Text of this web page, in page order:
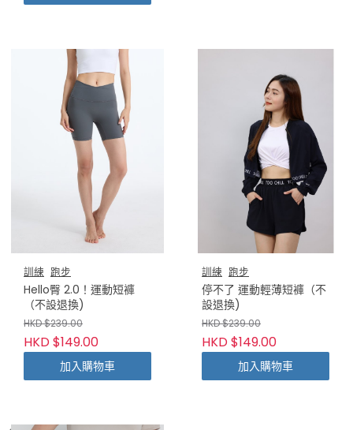
訓練 跑步
Hello臀 2.0！運動短褲
（不設退換)
HKD $239.00
HKD $149.00
加入購物車
訓練 跑步
停不了 運動輕薄短褲（不
設退換)
HKD $239.00
HKD $149.00
加入購物車